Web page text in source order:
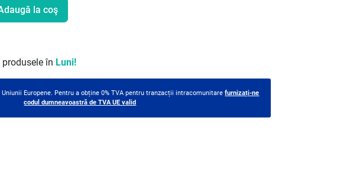
la coş
în Luni!
Europene. Pentru a obține 0% TVA pentru tranzacții intracomunitarefurnizați-ne
codul dumneavoastră de TVA UE valid